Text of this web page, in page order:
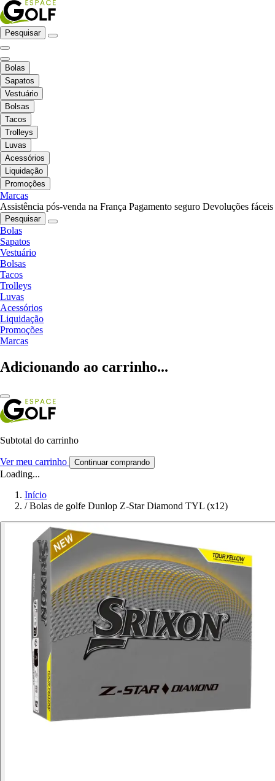
Pesquisar
Bolas
Sapatos
Vestuário
Bolsas
Tacos
Trolleys
Luvas
Acessórios
Liquidação
Promoções
Marcas
Assistência pós-venda na França Pagamento seguro Devoluções fáceis
Pesquisar
Bolas
Sapatos
Vestuário
Bolsas
Tacos
Trolleys
Luvas
Acessórios
Liquidação
Promoções
Marcas
Adicionando ao carrinho...
Subtotal do carrinho
Ver meu carrinho Continuar comprando
Loading...
Início
/ Bolas de golfe Dunlop Z-Star Diamond TYL (x12)